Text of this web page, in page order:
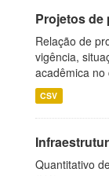
Projetos de
Relação de
vigência,
acadêmica no
CSV
Quantitativo